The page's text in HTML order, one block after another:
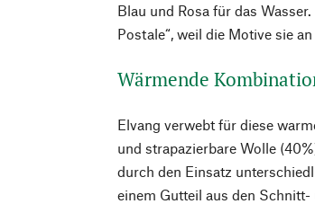
Blau und Rosa für das
Postale“, weil die Motive sie
Wärmende
Elvang verwebt für diese
und strapazierbare Wolle
durch den Einsatz
einem Gutteil aus den